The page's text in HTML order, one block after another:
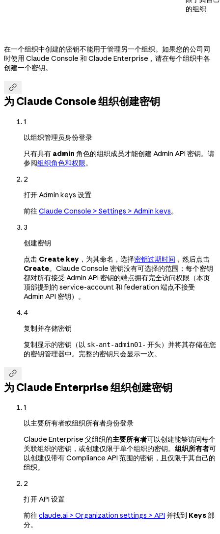
的组织
在一个组织中创建的密钥不能用于管理另一个组织。如果您的公司同
时使用 Claude Console 和 Claude Enterprise，请在每个组织中各
创建一个密钥。

为 Claude Console 组织创建密钥
1
以组织管理员身份登录
只有具有 admin 角色的组织成员才能创建 Admin API 密钥。请
参阅组织角色和权限。
2
打开 Admin keys 设置
前往 Claude Console > Settings > Admin keys。
3
创建密钥
点击 Create key ，为其命名，选择密钥过期时间 ，然后点击
Create。Claude Console 密钥没有可选择的范围；每个密钥
都对所有接受 Admin API 密钥的端点拥有完全访问权限（本页
顶部提到的 service-account 和 federation 端点不接受
Admin API 密钥）。
4
复制并存储密钥
复制显示的密钥（以 sk-ant-admin01- 开头）并将其存储在您
的密钥管理器中。完整的密钥只会显示一次。

为 Claude Enterprise 组织创建密钥
1
以主要所有者或组织所有者身份登录
Claude Enterprise 父组织的主要所有者可以创建能够访问每个
关联组织的密钥，或创建仅限于单个组织的密钥。 组织所有者可
以创建仅带有 Compliance API 范围的密钥，且仅限于其自己的
组织。
2
打开 API 设置
前往 claude.ai > Organization settings > API 并找到 Keys部
分。